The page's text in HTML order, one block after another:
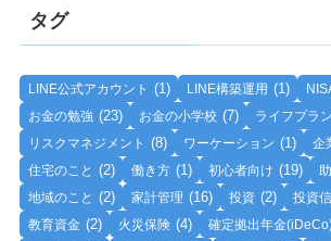
タグ
LINE公式アカウント (1) LINE構築運用 (1)
お金の勉強 (23) お金の小学校 (7) ライフプラン
リスクマネジメント (8) ワーケーション (1) 企
住宅のこと (2) 働き方 (1) 初心者向け (19)
地域のこと (2) 家計管理 (16) 投資 (2) 投資
教育資金 (2) 火災保険 (4) 確定拠出年金